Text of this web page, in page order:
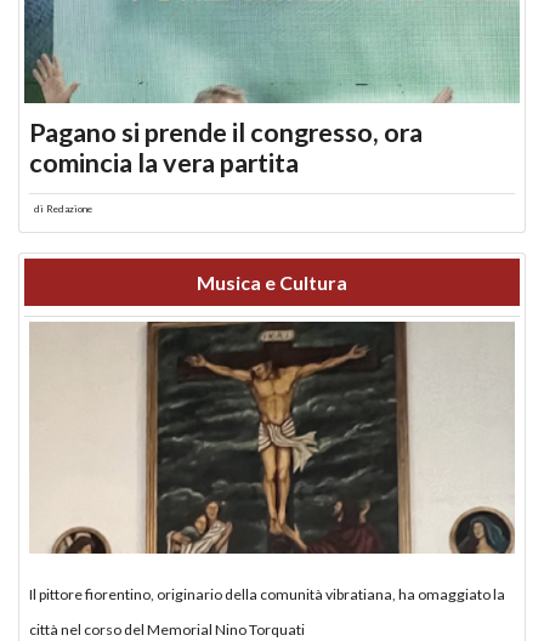
Pagano si prende il congresso, ora
comincia la vera partita
di Redazione
Musica e Cultura
Il pittore fiorentino, originario della comunità vibratiana, ha omaggiato la
città nel corso del Memorial Nino Torquati